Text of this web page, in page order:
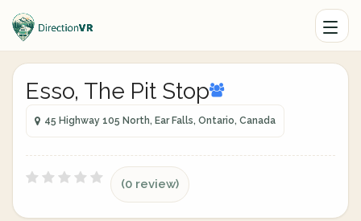
Esso, The Pit Stop
45 Highway 105 North, Ear Falls, Ontario, Canada
(0 review)